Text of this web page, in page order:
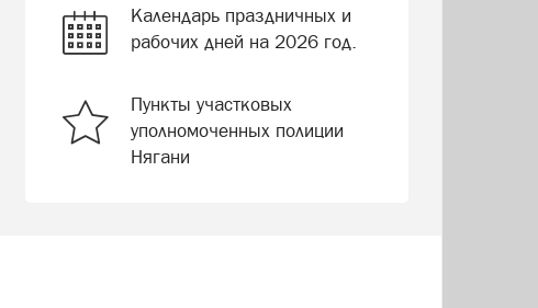
Календарь праздничных и
рабочих дней на 2026 год.
Пункты участковых
уполномоченных полиции
Нягани